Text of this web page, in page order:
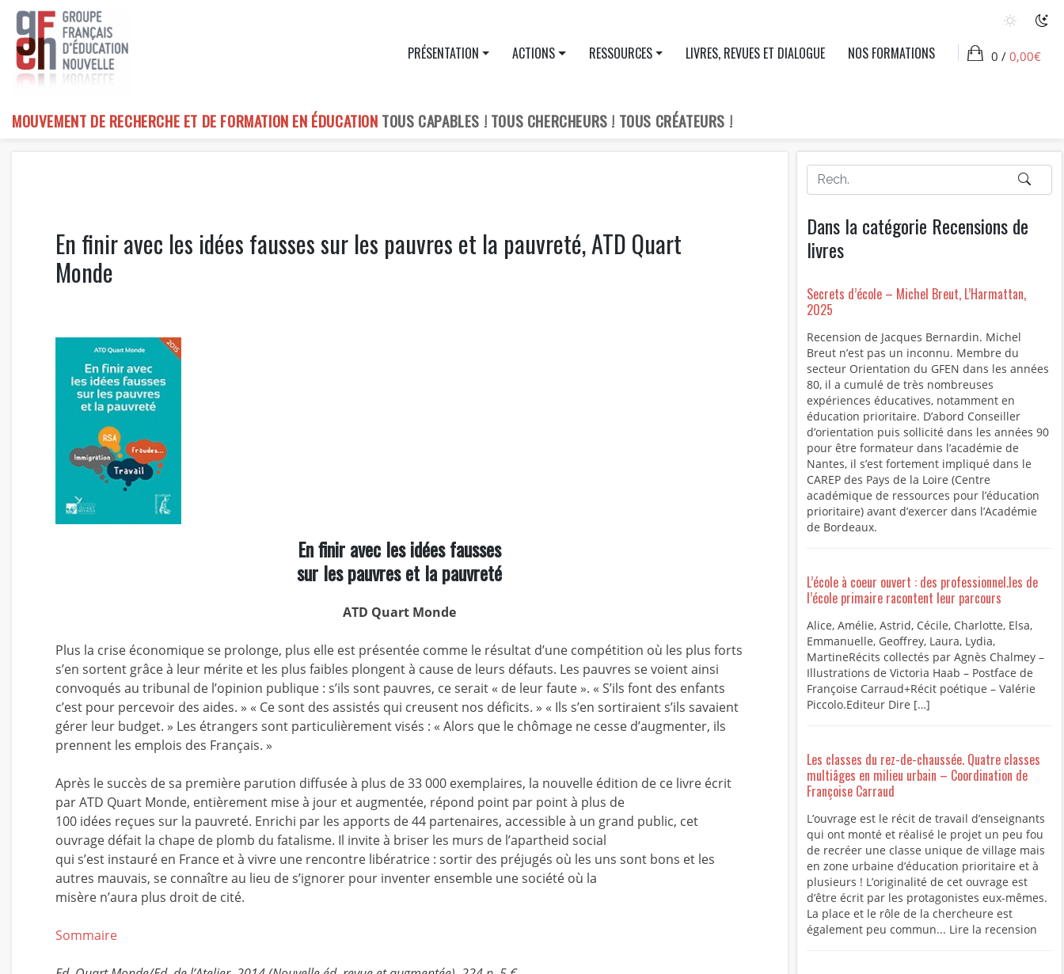
Skip
content
MOUVEMENT DE RECHERCHE ET DE FORMATION EN ÉDUCATION TOUS CAPABLES ! TOUS CHERCHEURS ! TOUS CRÉATEURS !
PRÉSENTATION ACTIONS RESSOURCES LIVRES, REVUES ET DIALOGUE NOS FORMATIONS 0 / 0,00€
En finir avec les idées fausses sur les pauvres et la pauvreté, ATD Quart
Monde
En finir avec les idées fausses
sur les pauvres et la pauvreté
ATD Quart Monde
Plus la crise économique se prolonge, plus elle est présentée comme le résultat d’une compétition où les plus forts
s’en sortent grâce à leur mérite et les plus faibles plongent à cause de leurs défauts. Les pauvres se voient ainsi
convoqués au tribunal de l’opinion publique : s’ils sont pauvres, ce serait « de leur faute ». « S’ils font des enfants
c’est pour percevoir des aides. » « Ce sont des assistés qui creusent nos déficits. » « Ils s’en sortiraient s’ils savaient
gérer leur budget. » Les étrangers sont particulièrement visés : « Alors que le chômage ne cesse d’augmenter, ils
prennent les emplois des Français. »
Après le succès de sa première parution diffusée à plus de 33 000 exemplaires, la nouvelle édition de ce livre écrit
par ATD Quart Monde, entièrement mise à jour et augmentée, répond point par point à plus de
100 idées reçues sur la pauvreté. Enrichi par les apports de 44 partenaires, accessible à un grand public, cet
ouvrage défait la chape de plomb du fatalisme. Il invite à briser les murs de l’apartheid social
qui s’est instauré en France et à vivre une rencontre libératrice : sortir des préjugés où les uns sont bons et les
autres mauvais, se connaître au lieu de s’ignorer pour inventer ensemble une société où la
misère n’aura plus droit de cité.
Sommaire
Dans la catégorie Recensions de
livres
Secrets d’école – Michel Breut, L’Harmattan,
2025
Recension de Jacques Bernardin. Michel
Breut n’est pas un inconnu. Membre du
secteur Orientation du GFEN dans les années
80, il a cumulé de très nombreuses
expériences éducatives, notamment en
éducation prioritaire. D’abord Conseiller
d’orientation puis sollicité dans les années 90
pour être formateur dans l’académie de
Nantes, il s’est fortement impliqué dans le
CAREP des Pays de la Loire (Centre
académique de ressources pour l’éducation
prioritaire) avant d’exercer dans l’Académie
de Bordeaux.
L’école à coeur ouvert : des professionnel.les de
l’école primaire racontent leur parcours
Alice, Amélie, Astrid, Cécile, Charlotte, Elsa,
Emmanuelle, Geoffrey, Laura, Lydia,
MartineRécits collectés par Agnès Chalmey –
Illustrations de Victoria Haab – Postface de
Françoise Carraud+Récit poétique – Valérie
Piccolo.Editeur Dire […]
Les classes du rez-de-chaussée. Quatre classes
multiâges en milieu urbain – Coordination de
Françoise Carraud
L’ouvrage est le récit de travail d’enseignants
qui ont monté et réalisé le projet un peu fou
de recréer une classe unique de village mais
en zone urbaine d’éducation prioritaire et à
plusieurs ! L’originalité de cet ouvrage est
d’être écrit par les protagonistes eux-mêmes.
La place et le rôle de la chercheure est
également peu commun... Lire la recension